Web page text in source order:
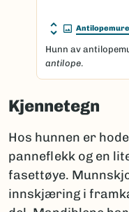
Hunn av
antilope.
Kjennetegn
Hos hunnen er
panneflekk og en
fasettøye.
innskjæring i